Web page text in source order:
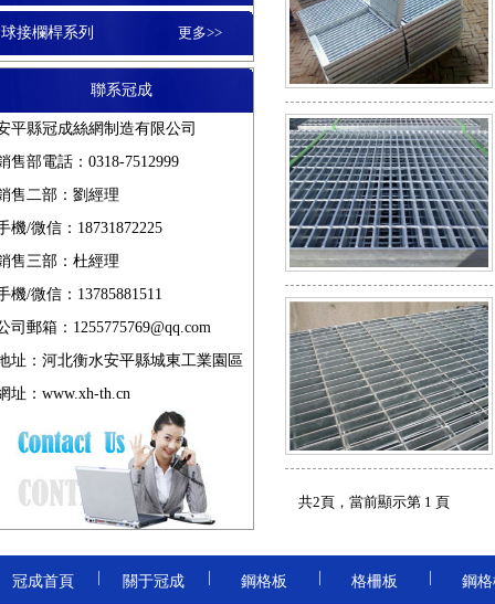
鋼格板護欄
鋼格板吊頂
對插鋼格板
壓焊鋼格板
吊頂鋼格板
鋁板
格柵
格
球接欄桿系列 更多>>
聯系冠成
平縣冠成絲網制造有限公司
售部電話：0318-7512999
售二部：劉經理
機/微信：18731872225
售三部：杜經理
機/微信：13785881511
司郵箱：1255775769@qq.com
址：河北衡水安平縣城東工業園區
址： www.xh-th.cn
共2頁，當前顯示第 1 頁
冠成首頁 關于冠成 鋼格板 格柵板 鋼